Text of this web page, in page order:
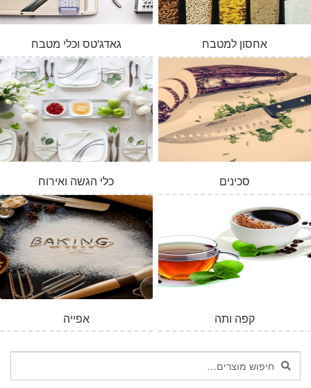
גאדג'טס וכלי מטבח אחסון למטבח
כלי הגשה ואירוח סכינים
אפייה קפה ותה
חיפוש
עבור:
חיפוש